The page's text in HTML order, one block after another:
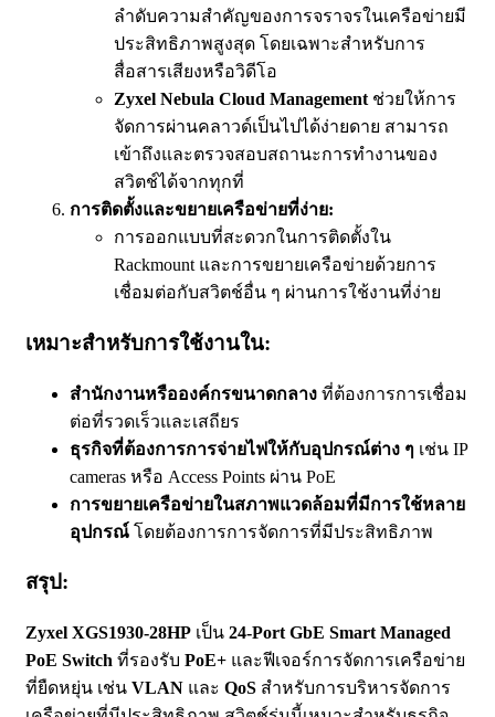
ลำดับความสำคัญของการจราจรในเครือข่ายมี
ประสิทธิภาพสูงสุด โดยเฉพาะสำหรับการ
สื่อสารเสียงหรือวิดีโอ
Zyxel Nebula Cloud Management ช่วยให้การ
จัดการผ่านคลาวด์เป็นไปได้ง่ายดาย สามารถ
เข้าถึงและตรวจสอบสถานะการทำงานของ
สวิตช์ได้จากทุกที่
การติดตั้งและขยายเครือข่ายที่ง่าย:
การออกแบบที่สะดวกในการติดตั้งใน
Rackmount และการขยายเครือข่ายด้วยการ
เชื่อมต่อกับสวิตช์อื่น ๆ ผ่านการใช้งานที่ง่าย
เหมาะสำหรับการใช้งานใน:
สำนักงานหรือองค์กรขนาดกลาง ที่ต้องการการเชื่อม
ต่อที่รวดเร็วและเสถียร
ธุรกิจที่ต้องการการจ่ายไฟให้กับอุปกรณ์ต่าง ๆ เช่น IP
cameras หรือ Access Points ผ่าน PoE
การขยายเครือข่ายในสภาพแวดล้อมที่มีการใช้หลาย
อุปกรณ์ โดยต้องการการจัดการที่มีประสิทธิภาพ
สรุป:
Zyxel XGS1930-28HP เป็น 24-Port GbE Smart Managed
PoE Switch ที่รองรับ PoE+ และฟีเจอร์การจัดการเครือข่าย
ที่ยืดหยุ่น เช่น VLAN และ QoS สำหรับการบริหารจัดการ